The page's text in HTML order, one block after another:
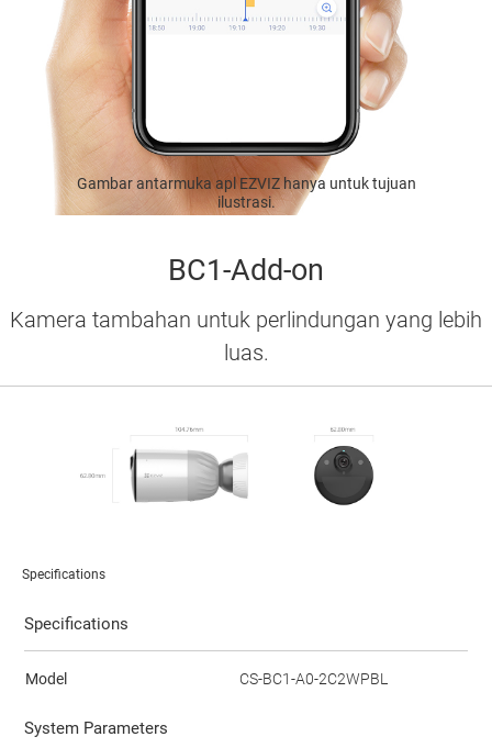
Gambar antarmuka apl EZVIZ hanya untuk tujuan
ilustrasi.
BC1-Add-on
Kamera tambahan untuk perlindungan yang lebih
luas.
Specifications
Specifications
Model CS-BC1-A0-2C2WPBL
System Parameters